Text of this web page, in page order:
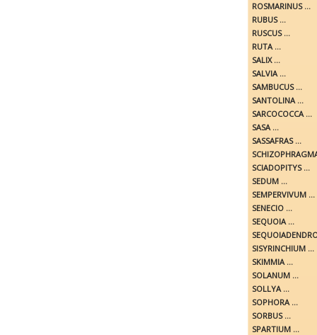
ROSMARINUS ...
RUBUS ...
RUSCUS ...
RUTA ...
SALIX ...
SALVIA ...
SAMBUCUS ...
SANTOLINA ...
SARCOCOCCA ...
SASA ...
SASSAFRAS ...
SCIADOPITYS ...
SEDUM ...
SEMPERVIVUM ...
SENECIO ...
SEQUOIA ...
SISYRINCHIUM ...
SKIMMIA ...
SOLANUM ...
SOLLYA ...
SOPHORA ...
SORBUS ...
SPARTIUM ...